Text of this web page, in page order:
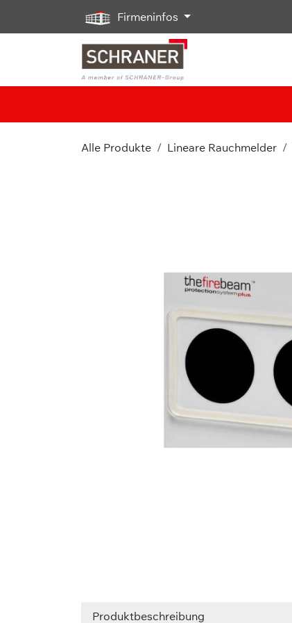
Zum Inhalt springen
Firmeninfos
Alle Produkte Lineare Rauchmelder
Produktbeschreibung